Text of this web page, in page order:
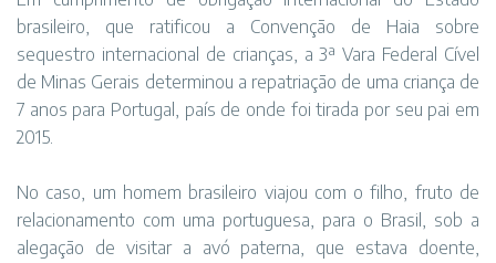
brasileiro, que ratificou a Convenção de Haia sobre
sequestro internacional de crianças, a 3ª Vara Federal Cível
de Minas Gerais determinou a repatriação de uma criança de
7 anos para Portugal, país de onde foi tirada por seu pai em
2015.
No caso, um homem brasileiro viajou com o filho, fruto de
relacionamento com uma portuguesa, para o Brasil, sob a
alegação de visitar a avó paterna, que estava doente,